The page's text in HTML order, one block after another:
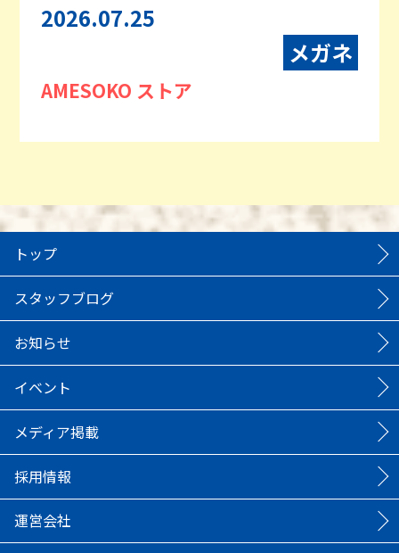
2026.07.25
メガネ
AMESOKO ストア
トップ
スタッフブログ
お知らせ
イベント
メディア掲載
採用情報
運営会社